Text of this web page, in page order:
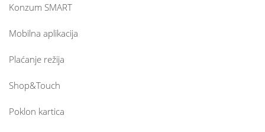
Konzum SMART
Mobilna aplikacija
Plaćanje režija
Shop&Touch
Poklon kartica